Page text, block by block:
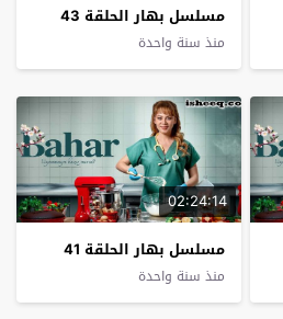
مسلسل بهار الحلقة 43
منذ سنة واحدة
02:24:14
مسلسل بهار الحلقة 41
منذ سنة واحدة